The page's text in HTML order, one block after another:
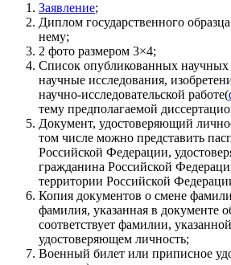
Заявление;
Диплом государственного
нему;
2 фото размером 3×4;
Список опубликованных научных
научные исследования,
научно-исследовательской работе(
тему предполагаемой
Документ, удостоверяющий
том числе можно представить
Российской Федерации,
гражданина Российской
территории Российской
Копия документов о смене
фамилия, указанная в документе
соответствует фамилии,
удостоверяющем личность;
Военный билет или приписное